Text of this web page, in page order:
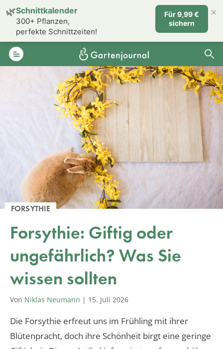
FORSYTHIE
Forsythie: Giftig oder
ungefährlich? Was Sie
wissen sollten
Von Niklas Neumann | 15. Juli 2026
Die Forsythie erfreut uns im Frühling mit ihrer
Blütenpracht, doch ihre Schönheit birgt eine geringe
🌿Schnittkalender
300+ Pflanzen,
perfekte Schnittzeiten!
Für 9,99 €
sichern
×